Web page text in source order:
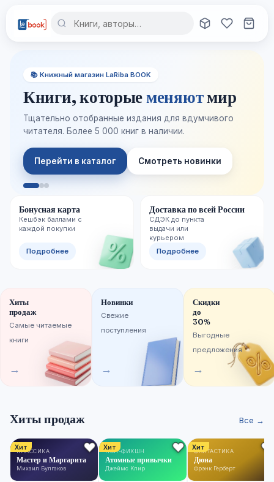
📚 Книжный магазин LaRiba BOOK
Книги, которыеменяютмир
Тщательно отобранные издания для вдумчивого
читателя. Более 5 000 книг в наличии.
Перейти в каталог Смотреть новинки
Бонусная карта
Кешбэк баллами с
каждой покупки
Подробнее
Доставка по всей России
СДЭК до пункта
выдачи или
курьером
Подробнее
Хиты
продаж
Самые читаемые
книги
→
Новинки
Свежие
поступления
→
Скидки
до
30%
Выгодные
предложения
→
Хиты продаж Все →
Хит
КЛАССИКА
Мастер и Маргарита
Михаил Булгаков
Хит
НОН-ФИКШН
Атомные привычки
Джеймс Клир
Хит
ФАНТАСТИКА
Дюна
Фрэнк Герберт